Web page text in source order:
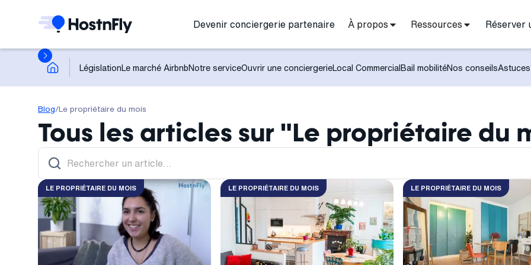
Devenir conciergerie partenaire À propos Ressources Réserver
Législation Le marché Airbnb Notre serviceOuvrir une conciergerieLocal Commercial Bail mobilitéNos conseils
Blog/Le propriétaire du mois
Tous les articles sur "Le propriétaire du
LE PROPRIÉTAIRE DU MOIS LE PROPRIÉTAIRE DU MOIS LE PROPRIÉTAIRE DU MOIS